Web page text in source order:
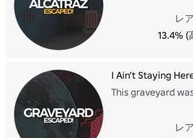
レ
13.4% (
I Ain’t Staying
This graveyard
レ